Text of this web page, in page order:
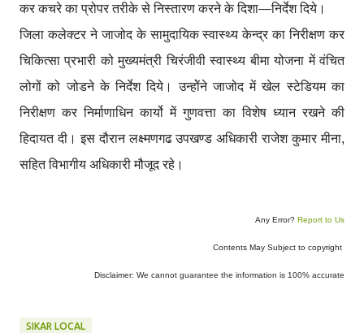
कर कचरे का प्रोपर तरीके से निस्तारण करने के दिशा—निर्देश दिये।
जिला कलेक्टर ने जाजोद के सामुदायिक स्वास्थ्य केन्द्र का निरीक्षण कर
चिकित्सा प्रभारी को मुख्यमंत्री चिरंजीवी स्वास्थ्य बीमा योजना में वंचित
लोगों को जोडने के निर्देश दिये। उन्होेंने जाजोद में खेल स्टेडियम का
निरीक्षण कर निर्माणाधिन कार्यो में गुणवत्ता का विशेष ध्यान रखने की
हिदायत दी। इस दौरान लक्ष्मणगढ उपखण्ड अधिकारी राजेश कुमार मीना,
सहित विभागीय अधिकारी मौजूद रहे।
Any Error? Report to Us
Contents May Subject to copyright
Disclaimer: We cannot guarantee the information is 100% accurate
SIKAR LOCAL